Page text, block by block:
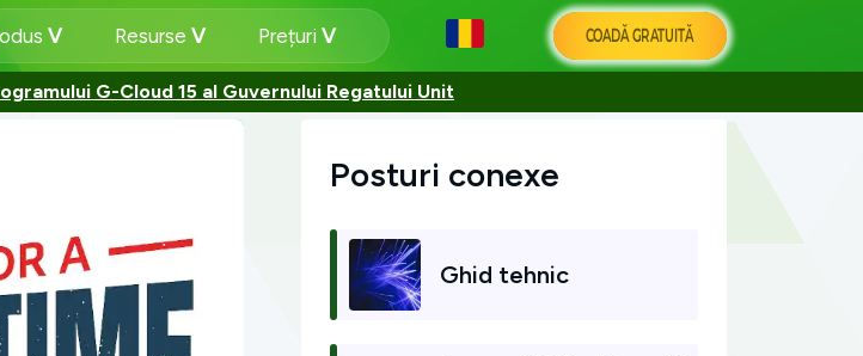
Resurse Prețuri COADĂ GRATUITĂ
G-Cloud 15 al Guvernului Regatului Unit
Posturi conexe
Ghid tehnic